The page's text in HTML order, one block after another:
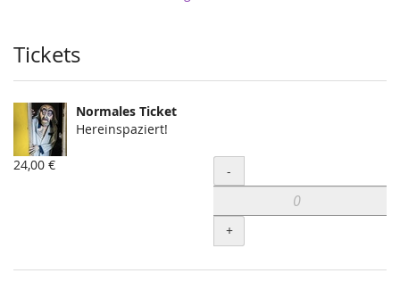
Produkte
Tickets
Normales Ticket
Hereinspaziert!
24,00 € Menge
-
+